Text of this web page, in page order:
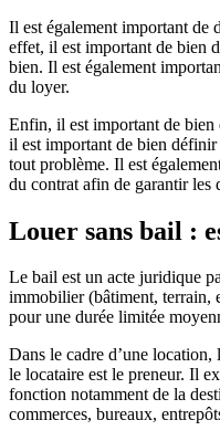
Il est également important de
effet, il est important de bien
bien. Il est également
du loyer.
Enfin, il est important de bien
il est important de bien
tout problème. Il est
du contrat afin de garantir les
Louer sans bail :
Le bail est un acte juridique
immobilier (bâtiment, terrain,
pour une durée limitée
Dans le cadre d’une
le locataire est le preneur. Il
fonction notamment de la
commerces, bureaux,